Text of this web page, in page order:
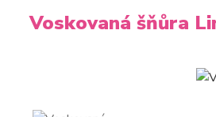
Voskovaná šňůra